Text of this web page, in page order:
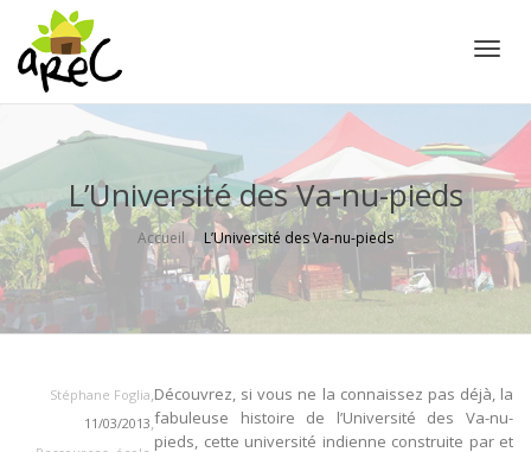
L’Université des Va-nu-pieds
Accueil L’Université des Va-nu-pieds
Stéphane Foglia,
11/03/2013,
Découvrez, si vous ne la connaissez pas déjà, la
fabuleuse histoire de l’Université des Va-nu-
pieds, cette université indienne construite par et